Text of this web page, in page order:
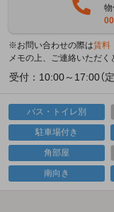
※お問い合わせの際は賃料
メモの上、ご連絡いただく
受付：10:00～17:00（
バス・トイレ別
駐車場付き
角部屋
南向き